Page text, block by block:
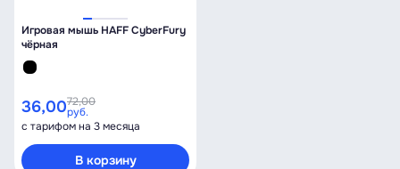
Игровая мышь HAFF CyberFury
чёрная
36,0072,00
руб.
с тарифом на 3 месяца
В корзину